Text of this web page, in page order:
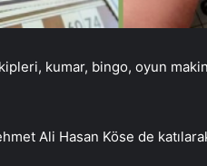
kumar, bingo, oyun
Ali Hasan Köse de